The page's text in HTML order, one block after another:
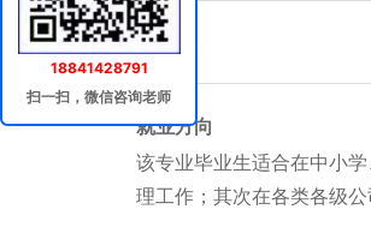
专业介绍
就业方向
该专业毕业生适合在中小
理工作；其次在各类各级
18841428791
扫一扫，微信咨询老师